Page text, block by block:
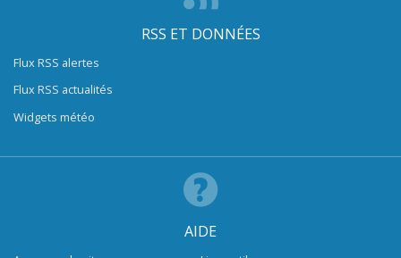
RSS ET DONNÉES
Flux RSS alertes
Flux RSS actualités
Widgets météo
AIDE